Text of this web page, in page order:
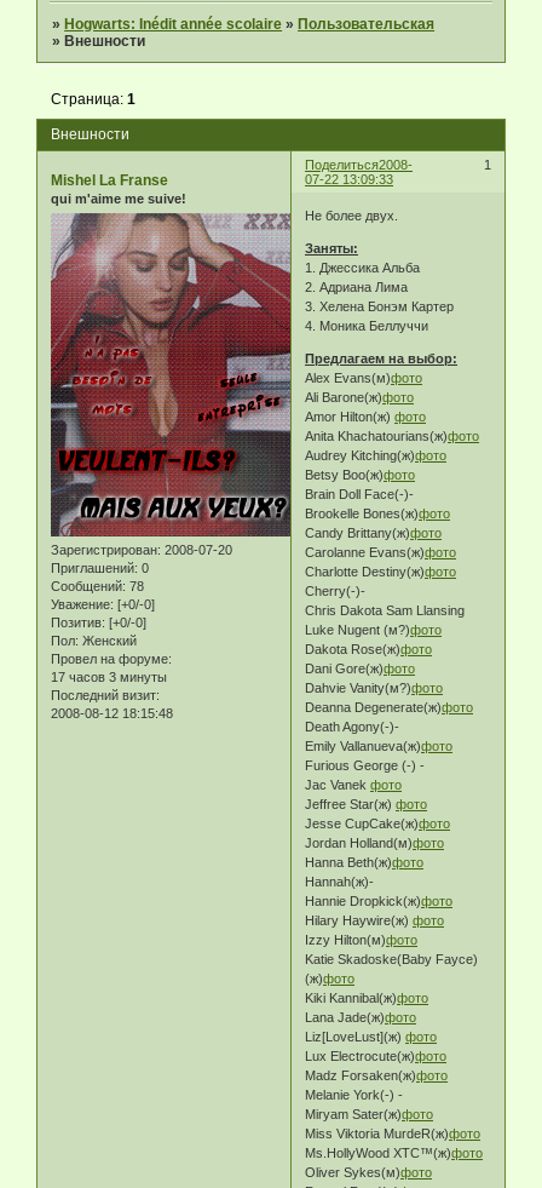
»Hogwarts: Inédit année scolaire »Пользовательская
»Внешности
Внешности
Страница:1
Поделиться 1
2008-
07-22 13:09:33
Mishel La Franse
qui m'aime me suive!
Зарегистрирован: 2008-07-20
Приглашений: 0
Сообщений: 78
Уважение: [+0/-0]
Позитив: [+0/-0]
Пол: Женский
Провел на форуме:
17 часов 3 минуты
Последний визит:
2008-08-12 18:15:48
Не более двух.
Заняты:
1. Джессика Альба
2. Адриана Лима
3. Хелена Бонэм Картер
4. Моника Беллуччи
Предлагаем на выбор:
Alex Evans(м)фото
Ali Barone(ж)фото
Amor Hilton(ж)фото
Anita Khachatourians(ж)фото
Audrey Kitching(ж)фото
Betsy Boo(ж)фото
Brain Doll Face(-)-
Brookelle Bones(ж)фото
Candy Brittany(ж)фото
Carolanne Evans(ж)фото
Charlotte Destiny(ж)фото
Cherry(-)-
Chris Dakota Sam Llansing
Luke Nugent (м?)фото
Dakota Rose(ж)фото
Dani Gore(ж)фото
Dahvie Vanity(м?)фото
Deanna Degenerate(ж)фото
Death Agony(-)-
Emily Vallanueva(ж)фото
Furious George (-) -
Jac Vanekфото
Jeffree Star(ж)фото
Jesse CupCake(ж)фото
Jordan Holland(м)фото
Hanna Beth(ж)фото
Hannah(ж)-
Hannie Dropkick(ж)фото
Hilary Haywire(ж)фото
Izzy Hilton(м)фото
Katie Skadoske(Baby Fayce)
(ж)фото
Kiki Kannibal(ж)фото
Lana Jade(ж)фото
Liz[LoveLust](ж)фото
Lux Electrocute(ж)фото
Madz Forsaken(ж)фото
Melanie York(-) -
Miryam Sater(ж)фото
Miss Viktoria MurdeR(ж)фото
Ms.HollyWood XTC™(ж)фото
Oliver Sykes(м)фото